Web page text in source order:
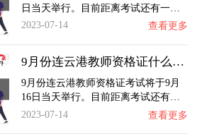
日当天举行。目前距离考试还有一…
2023-07-14
查看更多
9月份连云港教师资格证什么时候考？
9月份连云港教师资格证考试将于9月
16日当天举行。目前距离考试还有…
2023-07-14
查看更多